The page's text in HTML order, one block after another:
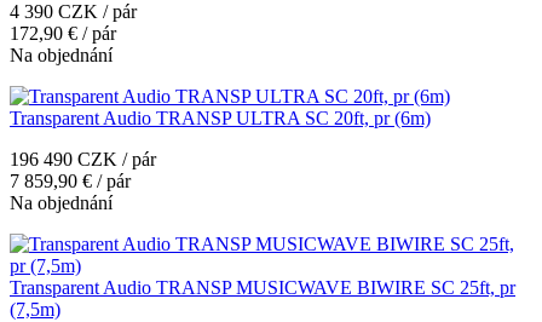
4 390 CZK / pár
172,90 € / pár
Na objednání
Transparent Audio TRANSP ULTRA SC 20ft, pr (6m)
196 490 CZK / pár
7 859,90 € / pár
Na objednání
Transparent Audio TRANSP MUSICWAVE BIWIRE SC 25ft, pr
(7,5m)